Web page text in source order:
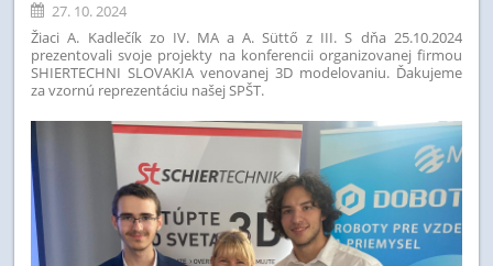
27. 10. 2024
Žiaci A. Kadlečík zo IV. MA a A. Süttő z III. S dňa 25.10.2024
prezentovali svoje projekty na konferencii organizovanej firmou
SHIERTECHNI SLOVAKIA venovanej 3D modelovaniu. Ďakujeme
za vzornú reprezentáciu našej SPŠT.